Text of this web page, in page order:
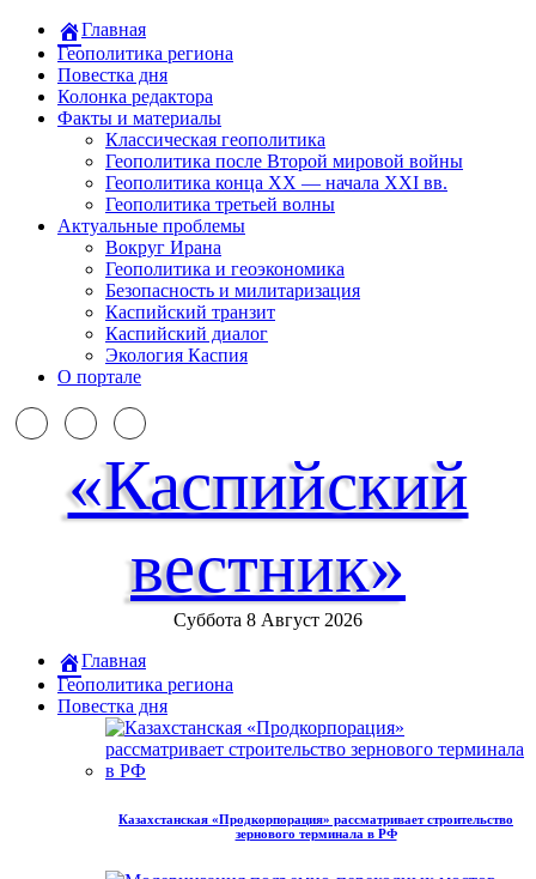
Главная
Геополитика региона
Повестка дня
Колонка редактора
Факты и материалы
Классическая геополитика
Геополитика после Второй мировой войны
Геополитика конца XX — начала XXI вв.
Геополитика третьей волны
Актуальные проблемы
Вокруг Ирана
Геополитика и геоэкономика
Безопасность и милитаризация
Каспийский транзит
Каспийский диалог
Экология Каспия
О портале
«Каспийский
вестник»
Суббота 8 Август 2026
Главная
Геополитика региона
Повестка дня
Казахстанская «Продкорпорация» рассматривает строительство
зернового терминала в РФ